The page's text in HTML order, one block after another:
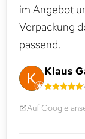
im Angebot
Verpackung
passend.
Klaus
Auf Google